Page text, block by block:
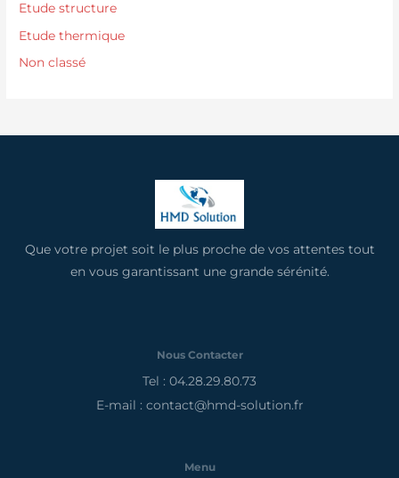
Etude structure
Etude thermique
Non classé
Que votre projet soit le plus proche de vos attentes tout
en vous garantissant une grande sérénité.
Nous Contacter
Tel : 04.28.29.80.73
E-mail : contact@hmd-solution.fr
Menu